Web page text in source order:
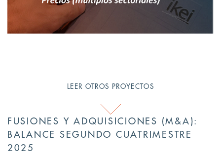
LEER OTROS PROYECTOS
FUSIONES Y ADQUISICIONES (M&A):
BALANCE SEGUNDO CUATRIMESTRE
2025